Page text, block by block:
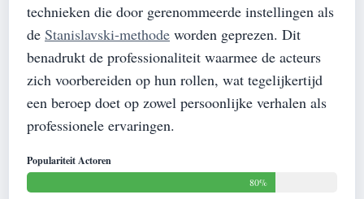
technieken die door gerenommeerde instellingen als
de Stanislavski-methode worden geprezen. Dit
benadrukt de professionaliteit waarmee de acteurs
zich voorbereiden op hun rollen, wat tegelijkertijd
een beroep doet op zowel persoonlijke verhalen als
professionele ervaringen.
Populariteit Actoren
80%